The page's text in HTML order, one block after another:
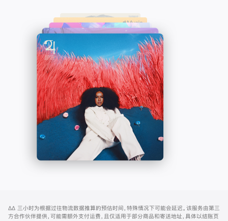
了
解
-
Apple
Music
口
中
打
开)
页
注
∆∆ 三小时为根据过往物流数据推算的预估时间，特殊情况下可能会延迟。该服务由第三
方合作伙伴提供，可能需额外支付运费，且仅适用于部分商品和寄送地址，具体以结账页